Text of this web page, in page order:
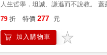
人生哲學，坦誠、謙遜而不說教。 蓋茲基金會共同創辦人梅琳達‧法蘭奇‧蓋茲回憶錄 ◆ 「轉折遲早會到來。人的一生無可避免要面臨改變，男女
的重大轉折，從過去從未公開分享的故事中借鏡，為讀
風景的時刻。對很多人來說，那是個
起點之間的過渡期，在賴以立足的
79 折 特價 277 元
加入購物車